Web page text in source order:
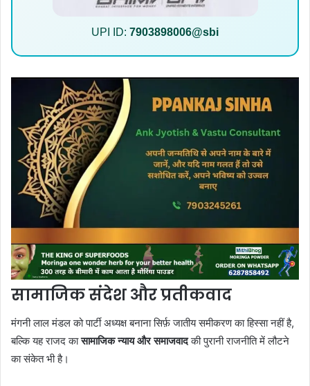
UPI ID: 7903898006@sbi
सामाजिक संदेश और प्रतीकवाद
मंगनी लाल मंडल को पार्टी अध्यक्ष बनाना सिर्फ़ जातीय समीकरण का हिस्सा नहीं है,
बल्कि यह राजद कासामाजिक न्याय और समाजवादकी पुरानी राजनीति में लौटने
का संकेत भी है।